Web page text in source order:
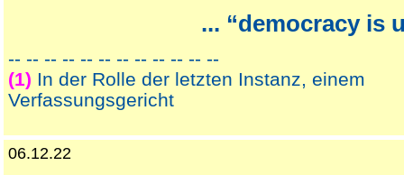
... “democracy is
-- -- -- -- -- -- -- -- -- -- -- --
(1) In der Rolle der letzten Instanz, einem
Verfassungsgericht
06.12.22